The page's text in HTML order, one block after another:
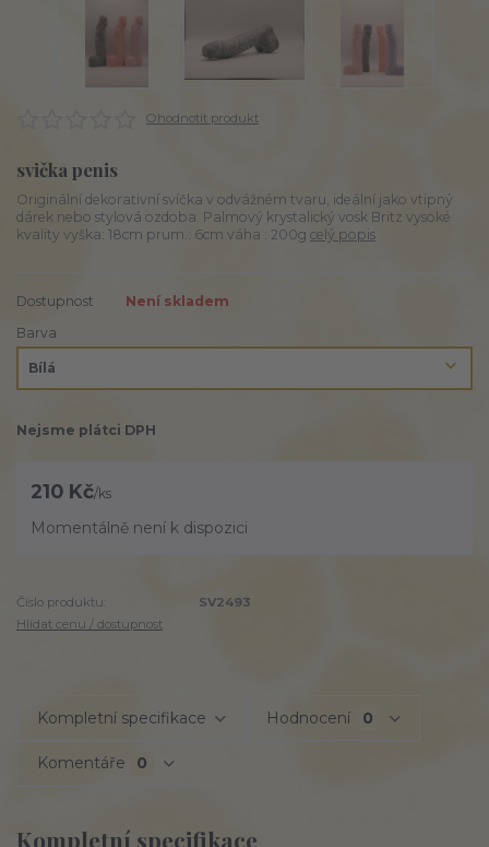
Ohodnotit produkt
svička penis
Originální dekorativní svíčka v odvážném tvaru, ideální jako vtipný
dárek nebo stylová ozdoba. Palmový krystalický vosk Britz vysoké
kvality vyška: 18cm prum.: 6cm váha : 200g celý popis
Dostupnost
Není skladem
Barva
Nejsme plátci DPH
210 Kč/ks
Momentálně není k dispozici
Číslo produktu:
SV2493
Hlídat cenu / dostupnost
Kompletní specifikace Hodnocení 0
Komentáře 0
Kompletní specifikace